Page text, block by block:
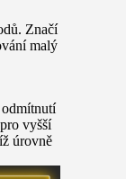
Značí
malý
vyšší
úrovně